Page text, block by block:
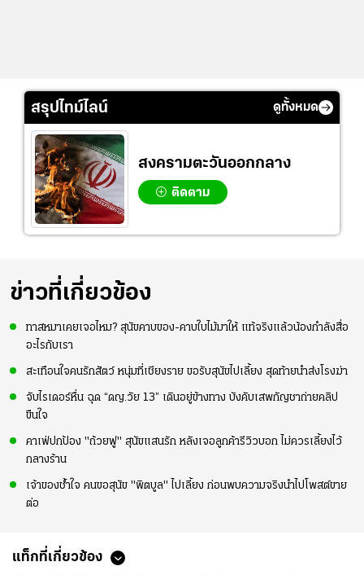
สรุปไทม์ไลน์ ดูทั้งหมด
สงครามตะวันออกกลาง
ติดตาม
ข่าวที่เกี่ยวข้อง
ทาสหมาเคยเจอไหม? สุนัขคาบของ-คาบใบไม้มาให้ แท้จริงแล้วน้องกำลังสื่อ
อะไรกับเรา
สะเทือนใจคนรักสัตว์ หนุ่มที่เชียงราย ขอรับสุนัขไปเลี้ยง สุดท้ายนำส่งโรงฆ่า
จับไรเดอร์หื่น ฉุด “ดญ.วัย 13” เดินอยู่ข้างทาง บังคับเสพกัญชาถ่ายคลิป
ขืนใจ
คาเฟ่ปกป้อง "ถ้วยฟู" สุนัขแสนรัก หลังเจอลูกค้ารีวิวบอก ไม่ควรเลี้ยงไว้
กลางร้าน
เจ้าของช้ำใจ คนขอสุนัข "พิตบูล" ไปเลี้ยง ก่อนพบความจริงนำไปโพสต์ขาย
ต่อ
แท็กที่เกี่ยวข้อง